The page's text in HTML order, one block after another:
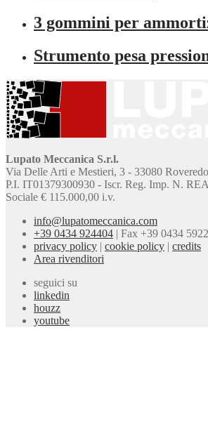
3 gommini per
Strumento pesa
Lupato Meccanica S.r.l.
Via Delle Arti e Mestieri, 3 - 33080
P.I. IT01379300930 - Iscr. Reg. Imp. N.
Sociale € 115.000,00 i.v.
info@lupatomeccanica.com
+39 0434 924404 | Fax +39 0434
privacy policy | cookie policy | credits
Area rivenditori
seguici su
linkedin
houzz
youtube